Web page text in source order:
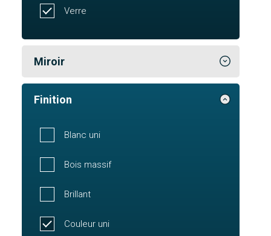
Verre
Miroir
Finition
Blanc uni
Bois massif
Brillant
Couleur uni